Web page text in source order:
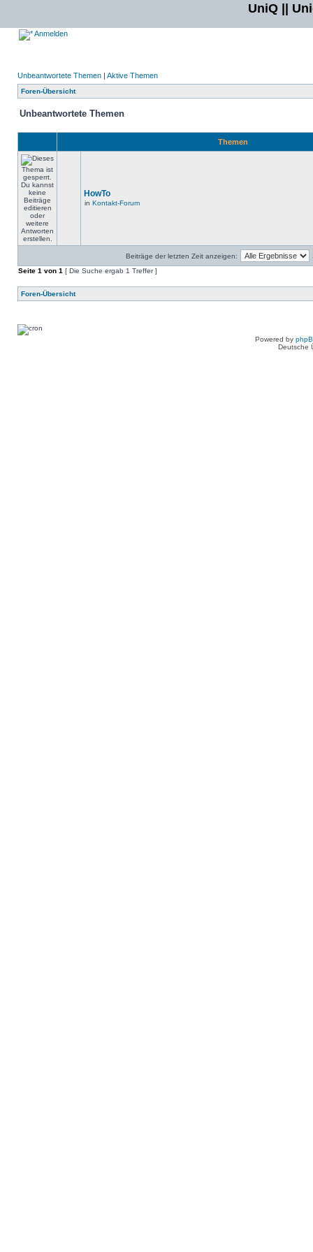
UniQ ||
Anmelden
Unbeantwortete Themen | Aktive Themen
Foren-Übersicht
Unbeantwortete Themen
Themen
HowTo
in Kontakt-Forum
Beiträge der letzten Zeit anzeigen:
Seite 1 von 1 [ Die Suche ergab 1 Treffer ]
Foren-Übersicht
Powered by
Deutsche